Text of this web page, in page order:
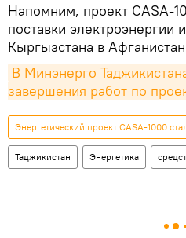
Напомним, проект CASA-
поставки электроэнергии
Кыргызстана в
В Минэнерго
завершения работ по
Энергетический проект CASA-1000
Таджикистан Энергетика